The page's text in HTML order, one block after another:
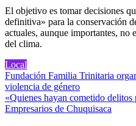
El objetivo es tomar decisiones
definitiva» para la conservación
actuales, aunque importantes, no
del clima.
Local
Navegación
de
entradas
Fundación Familia Trinitaria
violencia de género
«Quienes hayan cometido delitos
Empresarios de Chuquisaca